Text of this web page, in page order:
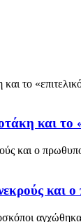
και το
και